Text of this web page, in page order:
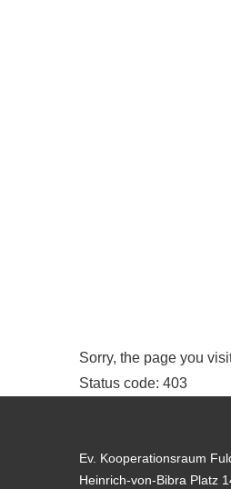
Sorry, the page you
Status code: 403
Ev. Kooperationsraum
Heinrich-von-Bibra Platz